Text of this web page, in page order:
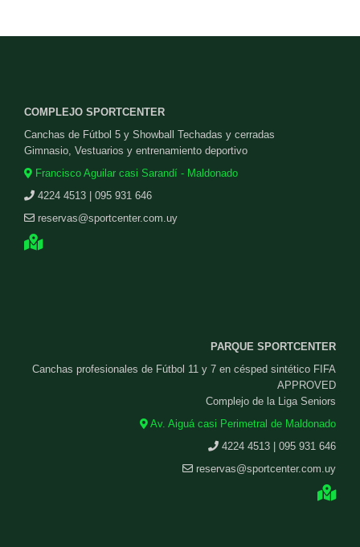
COMPLEJO SPORTCENTER
Canchas de Fútbol 5 y Showball Techadas y cerradas
Gimnasio, Vestuarios y entrenamiento deportivo
Francisco Aguilar casi Sarandí - Maldonado
4224 4513 | 095 931 646
reservas@sportcenter.com.uy
PARQUE SPORTCENTER
Canchas profesionales de Fútbol 11 y 7 en césped sintético FIFA
APPROVED
Complejo de la Liga Seniors
Av. Aiguá casi Perimetral de Maldonado
4224 4513 | 095 931 646
reservas@sportcenter.com.uy